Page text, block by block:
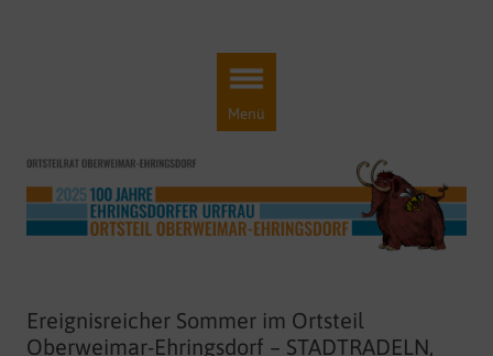
Menü
Ereignisreicher Sommer im Ortsteil
Oberweimar-Ehringsdorf – STADTRADELN,